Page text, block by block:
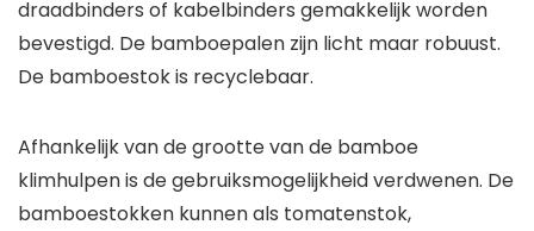
draadbinders of kabelbinders gemakkelijk worden
bevestigd. De bamboepalen zijn licht maar robuust.
De bamboestok is recyclebaar.
Afhankelijk van de grootte van de bamboe
klimhulpen is de gebruiksmogelijkheid verdwenen. De
bamboestokken kunnen als tomatenstok,